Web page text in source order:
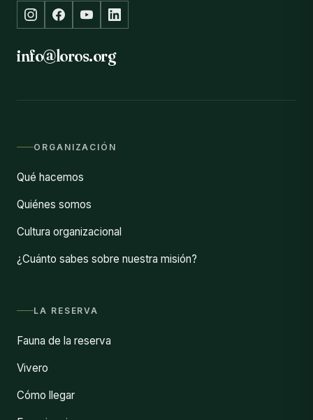
info@loros.org
ORGANIZACIÓN
Qué hacemos
Quiénes somos
Cultura organizacional
¿Cuánto sabes sobre nuestra misión?
LA RESERVA
Fauna de la reserva
Vivero
Cómo llegar